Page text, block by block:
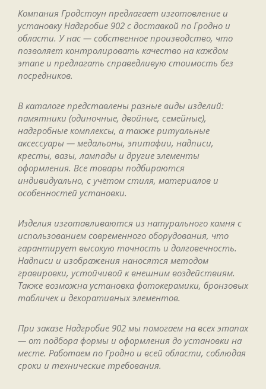
Компания Гродстоун предлагает изготовление и
установку Надгробие 902 с доставкой по Гродно и
области. У нас — собственное производство, что
позволяет контролировать качество на каждом
этапе и предлагать справедливую стоимость без
посредников.
В каталоге представлены разные виды изделий:
памятники (одиночные, двойные, семейные),
надгробные комплексы, а также ритуальные
аксессуары — медальоны, эпитафии, надписи,
кресты, вазы, лампады и другие элементы
оформления. Все товары подбираются
индивидуально, с учётом стиля, материалов и
особенностей установки.
Изделия изготавливаются из натурального камня с
использованием современного оборудования, что
гарантирует высокую точность и долговечность.
Надписи и изображения наносятся методом
гравировки, устойчивой к внешним воздействиям.
Также возможна установка фотокерамики, бронзовых
табличек и декоративных элементов.
При заказе Надгробие 902 мы помогаем на всех этапах
— от подбора формы и оформления до установки на
месте. Работаем по Гродно и всей области, соблюдая
сроки и технические требования.